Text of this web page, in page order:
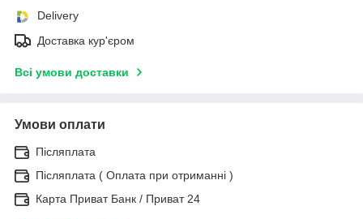
Delivery
Доставка кур'єром
Всі умови доставки
Умови оплати
Післяплата
Післяплата ( Оплата при отриманні )
Карта Приват Банк / Приват 24